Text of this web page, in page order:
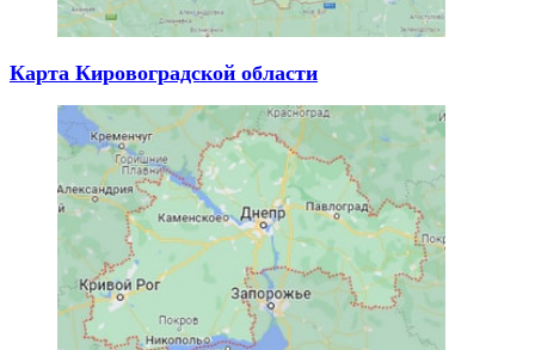
Карта Кировоградской области